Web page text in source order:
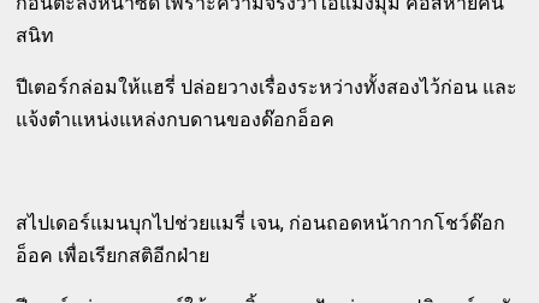
สนิท
ปีเตอร์กล่อมให้แฮรี่ ปล่อยวางเรื่องระหว่างทั้งสองไว้ก่อน และ
แจ้งตำแหน่งแหล่งกบดานของด๊อกอ็อค
สไปเดอร์แมนบุกไปช่วยแมรี่ เจน, ก่อนถอดหน้ากากโชว์ด๊อก
อ็อค เพื่อเรียกสติอีกฝ่าย